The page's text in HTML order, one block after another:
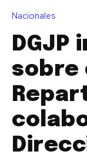
Nacionales
sobre